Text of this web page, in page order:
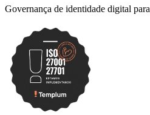
Governança de identidade digital